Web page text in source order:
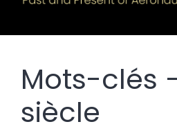
Mots-clés
siècle